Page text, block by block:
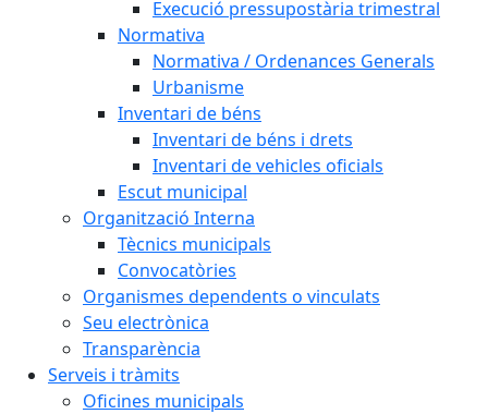
Execució pressupostària trimestral
Normativa
Normativa / Ordenances Generals
Urbanisme
Inventari de béns
Inventari de béns i drets
Inventari de vehicles oficials
Escut municipal
Organització Interna
Tècnics municipals
Convocatòries
Organismes dependents o vinculats
Seu electrònica
Transparència
Serveis i tràmits
Oficines municipals